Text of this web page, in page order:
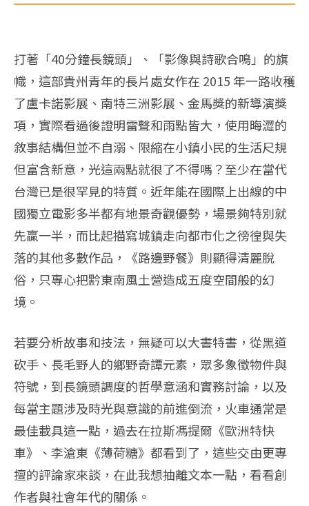
打著「40分鐘長鏡頭」、「影像與詩歌合鳴」的旗
幟，這部貴州青年的長片處女作在 2015 年一路收穫
了盧卡諾影展、南特三洲影展、金馬獎的新導演獎
項，實際看過後證明雷聲和雨點皆大，使用晦澀的
敘事結構但並不自溺、限縮在小鎮小民的生活尺規
但富含新意，光這兩點就很了不得嗎？至少在當代
台灣已是很罕見的特質。近年能在國際上出線的中
國獨立電影多半都有地景奇觀優勢，場景夠特別就
先贏一半，而比起描寫城鎮走向都市化之徬徨與失
落的其他多數作品，《路邊野餐》則顯得清麗脫
俗，只專心把黔東南風土營造成五度空間般的幻
境。
若要分析故事和技法，無疑可以大書特書，從黑道
砍手、長毛野人的鄉野奇譚元素，眾多象徵物件與
符號，到長鏡頭調度的哲學意涵和實務討論，以及
每當主題涉及時光與意識的前進倒流，火車通常是
最佳載具這一點，過去在拉斯馮提爾《歐洲特快
車》、李滄東《薄荷糖》都看到了，這些交由更專
擅的評論家來談，在此我想抽離文本一點，看看創
作者與社會年代的關係。